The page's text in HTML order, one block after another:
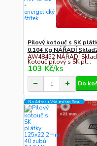
Pilový kotouč s SK
0.104 Kg NÁŘADÍ
AW48452 NÁŘADÍ
Kotouč pilový s SK pl...
103 Kč/ks
Do
Na Adresu,Výd.místo,Boxu